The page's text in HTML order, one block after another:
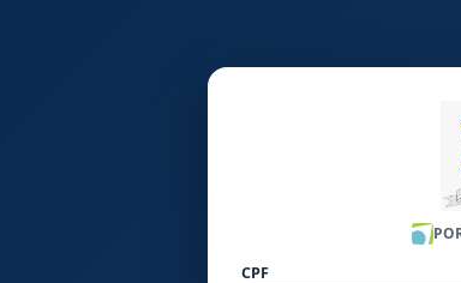
CPF